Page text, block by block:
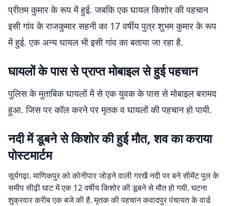
प्रीतम कुमार के रूप में हुई. जबकि एक घायल किशोर की पहचान
इसी गांव के राजकुमार सहनी का 17 वर्षीय पुत्र शुभम कुमार के रूप
में हुई. एक अन्य घायल भी इसी गांव का बताया जा रहा है.
घायलों के पास से प्राप्त मोबाइल से हुई पहचान
पुलिस के मुताबिक घायलों में से एक युवक के पास से मोबाइल बरामद
हुआ. जिस पर कॉल करने पर मृतक व घायलों की पहचान हो पायी.
नदी में डूबने से किशोर की हुई मौत, शव का कराया
पोस्टमार्टम
सूर्यगढ़ा. माणिकपुर को कोनीपार जोड़ने वाली गरखै नदी पर बने सीमेंट पुल के
समीप सीढ़ी घाट में एक 12 वर्षीय किशोर की डूबने से मौत हो गयी. घटना
शुक्रवार करीब एक बजे की है. मृतक की पहचान कवादपुर पंचायत के वार्ड